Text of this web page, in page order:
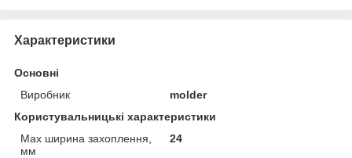
Характеристики
Основні
Виробник
molder
Користувальницькі характеристики
Max ширина захоплення,
мм
24